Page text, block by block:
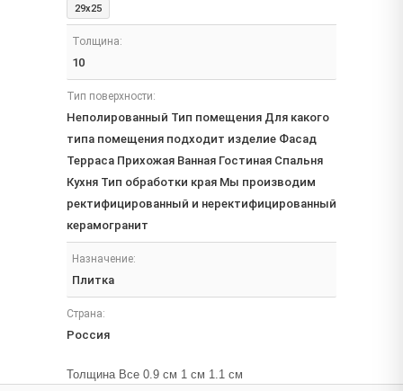
29x25
Толщина:
10
Тип поверхности:
Неполированный Тип помещения Для какого
типа помещения подходит изделие Фасад
Терраса Прихожая Ванная Гостиная Спальня
Кухня Тип обработки края Мы производим
ректифицированный и неректифицированный
керамогранит
Назначение:
Плитка
Страна:
Россия
Толщина Все 0.9 см 1 см 1.1 см